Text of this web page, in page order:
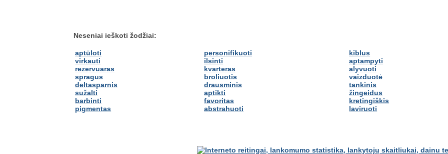
Neseniai ieškoti žodžiai:
aptūloti
virkauti
rezervuaras
spragus
deltasparnis
sužalti
barbinti
pigmentas
personifikuoti
ilsinti
kvarteras
broliuotis
drausminis
aptikti
favoritas
abstrahuoti
kiblus
aptampyti
alyvuoti
vaizduotė
tankinis
žingeidus
kretingiškis
laviruoti